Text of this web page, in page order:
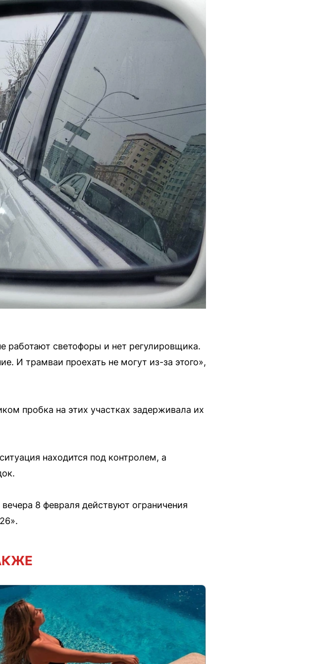
светофоры и нет регулировщика.
И трамваи проехать не могут из-за этого»,
пробка на этих участках задерживала их
находится под контролем, а
8 февраля действуют ограничения